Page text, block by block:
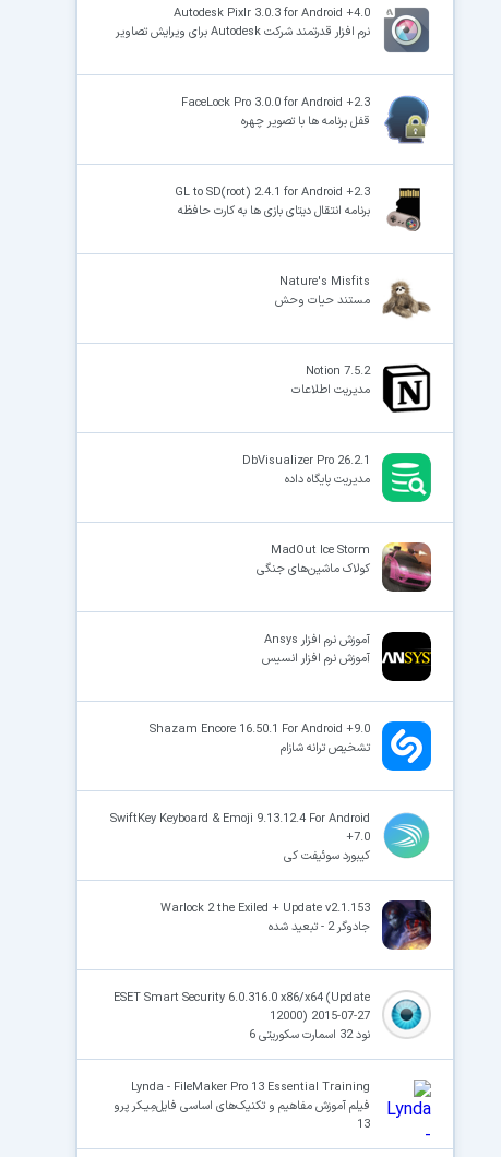
Autodesk Pixlr 3.0.3 for Android +4.0
نرم افزار قدرتمند شرکت Autodesk برای ویرایش تصاویر
FaceLock Pro 3.0.0 for Android +2.3
قفل برنامه ها با تصویر چهره
GL to SD(root) 2.4.1 for Android +2.3
برنامه انتقال دیتای بازی ها به کارت حافظه
Nature's Misfits
مستند حیات وحش
Notion 7.5.2
مدیریت اطلاعات
DbVisualizer Pro 26.2.1
مدیریت پایگاه داده
MadOut Ice Storm
کولاک ماشین‌های جنگی
آموزش نرم افزار Ansys
آموزش نرم افزار انسیس
Shazam Encore 16.50.1 For Android +9.0
تشخیص ترانه شازام
SwiftKey Keyboard & Emoji 9.13.12.4 For Android
+7.0
کیبورد سوئیفت کی
Warlock 2 the Exiled + Update v2.1.153
جادوگر 2 - تبعید شده
ESET Smart Security 6.0.316.0 x86/x64 (Update
12000) 2015-07-27
نود 32 اسمارت سکوریتی 6
Lynda - FileMaker Pro 13 Essential Training
فیلم آموزش مفاهیم و تکنیک‌های اساسی فایل‌مِیـکر پرو
13